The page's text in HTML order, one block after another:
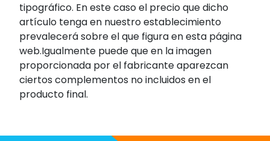
tipográfico. En este caso el precio que dicho
artículo tenga en nuestro establecimiento
prevalecerá sobre el que figura en esta página
web.Igualmente puede que en la imagen
proporcionada por el fabricante aparezcan
ciertos complementos no incluidos en el
producto final.